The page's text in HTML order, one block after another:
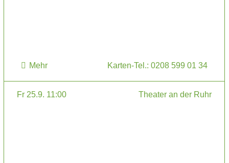
Mehr Karten-Tel.: 0208 599 01 34
Fr 25.9. 11:00 Theater an der Ruhr